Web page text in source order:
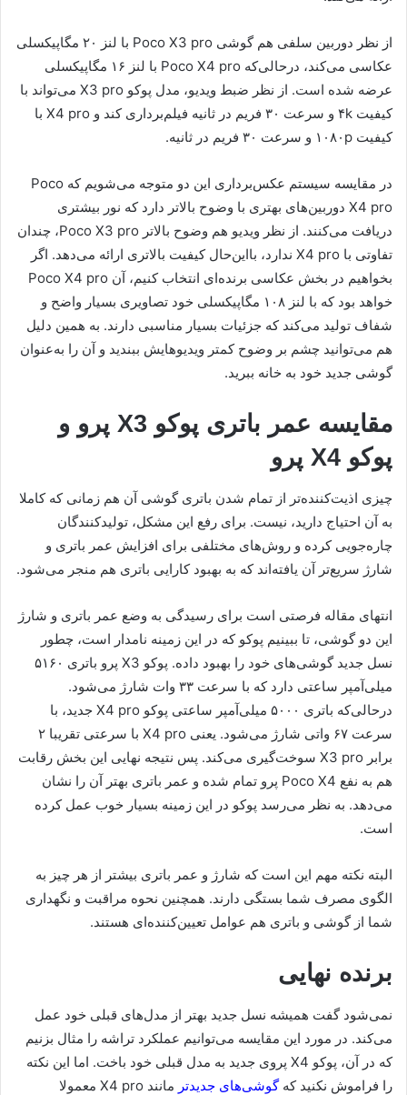
از نظر دوربین سلفی هم گوشی Poco X3 pro با لنز ۲۰ مگاپیکسلی
عکاسی می‌کند، درحالی‌که Poco X4 pro با لنز ۱۶ مگاپیکسلی
عرضه شده است. از نظر ضبط ویدیو، مدل پوکو X3 pro می‌تواند با
کیفیت ۴k و سرعت ۳۰ فریم در ثانیه فیلم‌برداری کند و X4 pro با
کیفیت ۱۰۸۰p و سرعت ۳۰ فریم در ثانیه.
در مقایسه سیستم عکس‌برداری این دو متوجه می‌شویم که Poco
X4 pro دوربین‌های بهتری با وضوح بالاتر دارد که نور بیشتری
دریافت می‌کنند. از نظر ویدیو هم وضوح بالاتر Poco X3 pro، چندان
تفاوتی با X4 pro ندارد، بااین‌حال کیفیت بالاتری ارائه می‌دهد. اگر
بخواهیم در بخش عکاسی برنده‌ای انتخاب کنیم، آن Poco X4 pro
خواهد بود که با لنز ۱۰۸ مگاپیکسلی خود تصاویری بسیار واضح و
شفاف تولید می‌کند که جزئیات بسیار مناسبی دارند. به همین دلیل
هم می‌توانید چشم بر وضوح کمتر ویدیوهایش ببندید و آن را به‌عنوان
گوشی جدید خود به خانه ببرید.
مقایسه عمر باتری پوکو X3 پرو و
پوکو X4 پرو
چیزی اذیت‌کننده‌تر از تمام شدن باتری گوشی آن هم زمانی که کاملا
به آن احتیاج دارید، نیست. برای رفع این مشکل، تولیدکنندگان
چاره‌جویی کرده و روش‌های مختلفی برای افزایش عمر باتری و
شارژ سریع‌تر آن یافته‌اند که به بهبود کارایی باتری هم منجر می‌شود.
انتهای مقاله فرصتی است برای رسیدگی به وضع عمر باتری و شارژ
این دو گوشی، تا ببینیم پوکو که در این زمینه نامدار است، چطور
نسل جدید گوشی‌های خود را بهبود داده. پوکو X3 پرو باتری ۵۱۶۰
میلی‌آمپر ساعتی دارد که با سرعت ۳۳ وات شارژ می‌شود.
درحالی‌که باتری ۵۰۰۰ میلی‌آمپر ساعتی پوکو X4 pro جدید، با
سرعت ۶۷ واتی شارژ می‌شود. یعنی X4 pro با سرعتی تقریبا ۲
برابر X3 pro سوخت‌گیری می‌کند. پس نتیجه نهایی این بخش رقابت
هم به نفع Poco X4 پرو تمام شده و عمر باتری بهتر آن را نشان
می‌دهد. به نظر می‌رسد پوکو در این زمینه بسیار خوب عمل کرده
است.
البته نکته مهم این است که شارژ و عمر باتری بیشتر از هر چیز به
الگوی مصرف شما بستگی دارند. همچنین نحوه مراقبت و نگهداری
شما از گوشی و باتری هم عوامل تعیین‌کننده‌ای هستند.
برنده نهایی
نمی‌شود گفت همیشه نسل جدید بهتر از مدل‌های قبلی خود عمل
می‌کند. در مورد این مقایسه می‌توانیم عملکرد تراشه را مثال بزنیم
که در آن، پوکو X4 پروی جدید به مدل قبلی خود باخت. اما این نکته
را فراموش نکنید کهگوشی‌های جدیدتر
مانند X4 pro معمولا